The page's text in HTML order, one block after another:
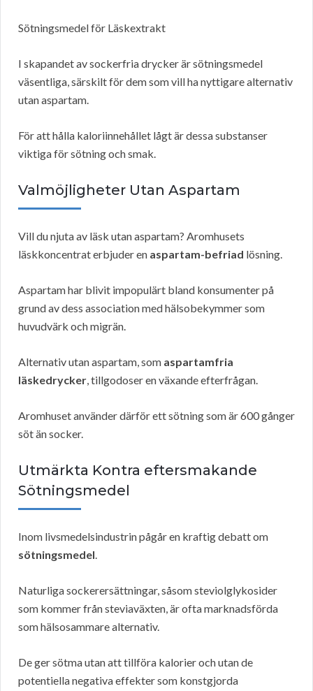
Sötningsmedel för Läskextrakt
I skapandet av sockerfria drycker är sötningsmedel
väsentliga, särskilt för dem som vill ha nyttigare alternativ
utan aspartam.
För att hålla kaloriinnehållet lågt är dessa substanser
viktiga för sötning och smak.
Valmöjligheter Utan Aspartam
Vill du njuta av läsk utan aspartam? Aromhusets
läskkoncentrat erbjuder en aspartam-befriad lösning.
Aspartam har blivit impopulärt bland konsumenter på
grund av dess association med hälsobekymmer som
huvudvärk och migrän.
Alternativ utan aspartam, som aspartamfria
läskedrycker, tillgodoser en växande efterfrågan.
Aromhuset använder därför ett sötning som är 600 gånger
söt än socker.
Utmärkta Kontra eftersmakande
Sötningsmedel
Inom livsmedelsindustrin pågår en kraftig debatt om
sötningsmedel.
Naturliga sockerersättningar, såsom steviolglykosider
som kommer från steviaväxten, är ofta marknadsförda
som hälsosammare alternativ.
De ger sötma utan att tillföra kalorier och utan de
potentiella negativa effekter som konstgjorda